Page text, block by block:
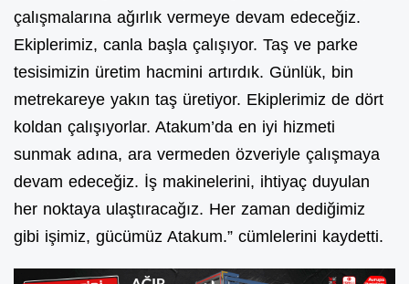
çalışmalarına ağırlık vermeye devam edeceğiz.
Ekiplerimiz, canla başla çalışıyor. Taş ve parke
tesisimizin üretim hacmini artırdık. Günlük, bin
metrekareye yakın taş üretiyor. Ekiplerimiz de dört
koldan çalışıyorlar. Atakum’da en iyi hizmeti
sunmak adına, ara vermeden özveriyle çalışmaya
devam edeceğiz. İş makinelerini, ihtiyaç duyulan
her noktaya ulaştıracağız. Her zaman dediğimiz
gibi işimiz, gücümüz Atakum.” cümlelerini kaydetti.